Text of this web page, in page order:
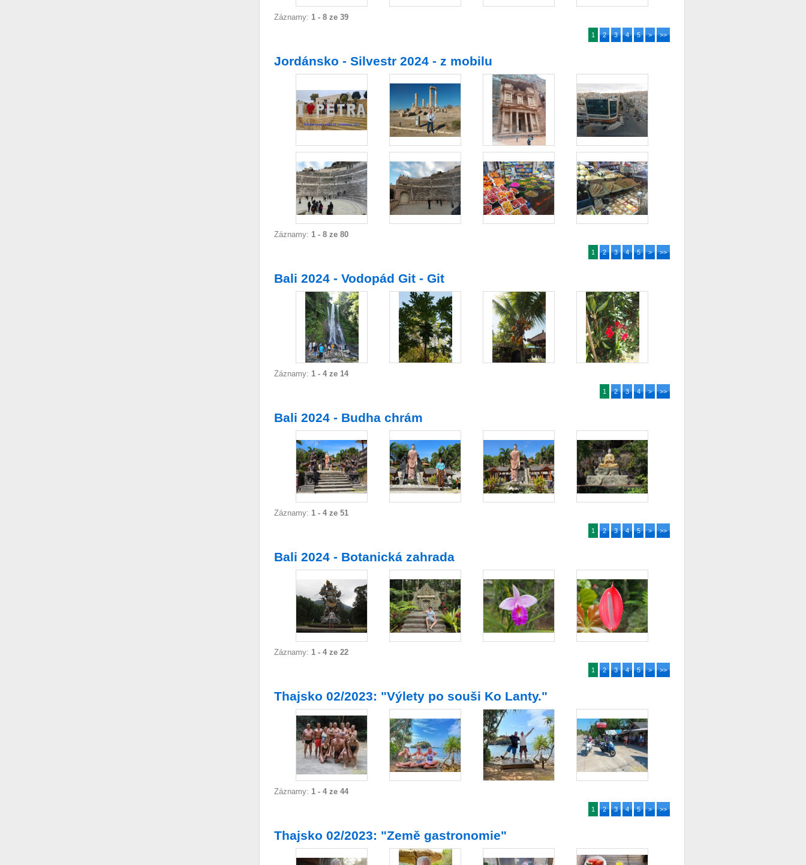
Záznamy: 1 - 8 ze 39
1 2 3 4 5 > >>
Jordánsko - Silvestr 2024 - z mobilu
Záznamy: 1 - 8 ze 80
1 2 3 4 5 > >>
Bali 2024 - Vodopád Git - Git
Záznamy: 1 - 4 ze 14
1 2 3 4 > >>
Bali 2024 - Budha chrám
Záznamy: 1 - 4 ze 51
1 2 3 4 5 > >>
Bali 2024 - Botanická zahrada
Záznamy: 1 - 4 ze 22
1 2 3 4 5 > >>
Thajsko 02/2023: "Výlety po souši Ko Lanty."
Záznamy: 1 - 4 ze 44
1 2 3 4 5 > >>
Thajsko 02/2023: "Země gastronomie"